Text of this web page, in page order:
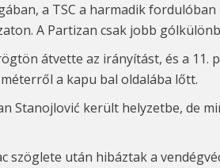
a TSC a harmadik
A Partizan csak jobb
átvette az irányítást, és a 11.
méterről a kapu bal oldalába lőtt.
Stanojlović került helyzetbe, de
szöglete után hibáztak a